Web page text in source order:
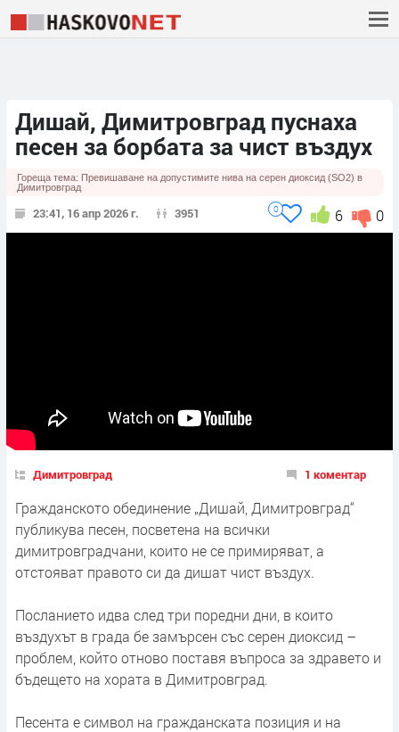
Дишай, Димитровград пуснаха
песен за борбата за чист въздух
Гореща тема: Превишаване на допустимите нива на серен диоксид (SO2) в
Димитровград
23:41, 16 апр 2026 г. 3951 0
6
0
Димитровград 1 коментар
Гражданското обединение „Дишай, Димитровград“
публикува песен, посветена на всички
димитровградчани, които не се примиряват, а
отстояват правото си да дишат чист въздух.
Посланието идва след три поредни дни, в които
въздухът в града бе замърсен със серен диоксид –
проблем, който отново поставя въпроса за здравето и
бъдещето на хората в Димитровград.
Песента е символ на гражданската позиция и на